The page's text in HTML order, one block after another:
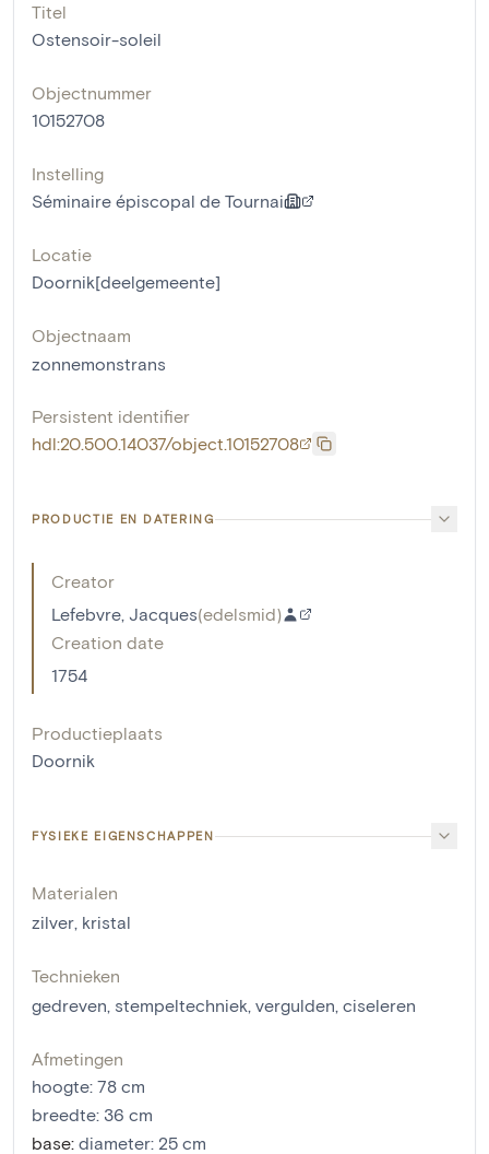
Titel
Ostensoir-soleil
Objectnummer
10152708
Instelling
Séminaire épiscopal de Tournai
Locatie
Doornik[deelgemeente]
Objectnaam
zonnemonstrans
Persistent identifier
hdl:20.500.14037/object.10152708
PRODUCTIE EN DATERING
Creator
Lefebvre, Jacques(edelsmid)
Creation date
1754
Productieplaats
Doornik
FYSIEKE EIGENSCHAPPEN
Materialen
zilver, kristal
Technieken
gedreven, stempeltechniek, vergulden, ciseleren
Afmetingen
hoogte: 78 cm
breedte: 36 cm
base: diameter: 25 cm